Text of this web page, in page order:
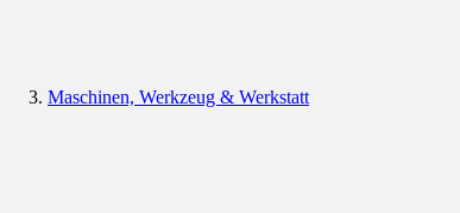
Maschinen, Werkzeug & Werkstatt